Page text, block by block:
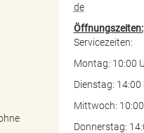
de
Öffnungszeiten:
Servicezeiten:
Montag: 10:00
Dienstag: 14:00
Mittwoch:
Donnerstag: